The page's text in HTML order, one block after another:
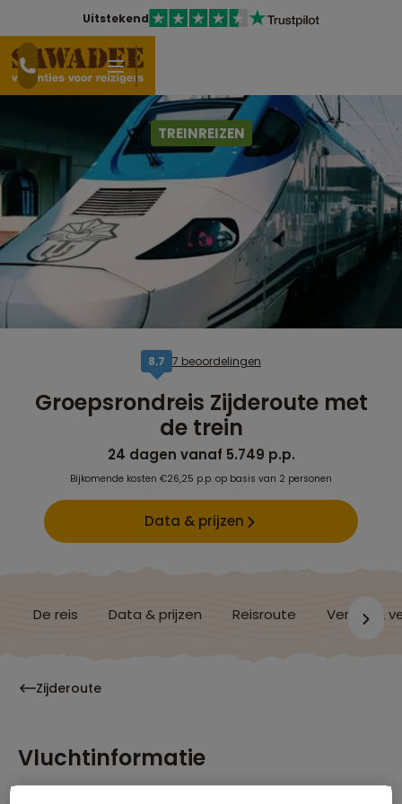
Uitstekend
TREINREIZEN
8,7 7 beoordelingen
Groepsrondreis Zijderoute met
de trein
24 dagen vanaf 5.749 p.p.
Bijkomende kosten €26,25 p.p. op basis van 2 personen
Data & prijzen
De reis Data & prijzen Reisroute Verblijf &
Zijderoute
Vluchtinformatie